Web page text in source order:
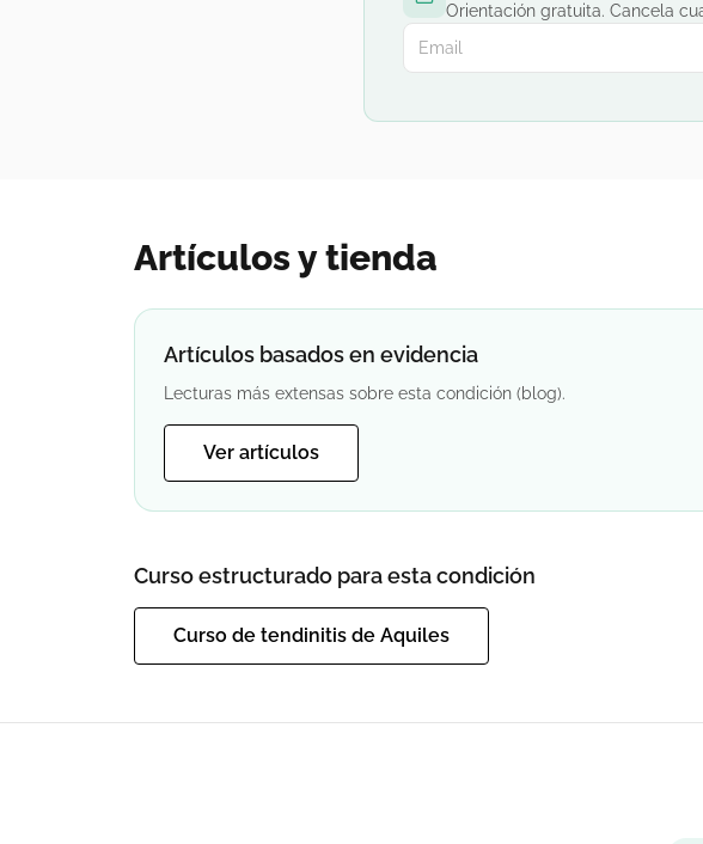
Orientación gratuita. Cancela
Artículos y tienda
Artículos basados en evidencia
Lecturas más extensas sobre esta condición (blog).
Ver artículos
Curso estructurado para esta condición
Curso de tendinitis de Aquiles